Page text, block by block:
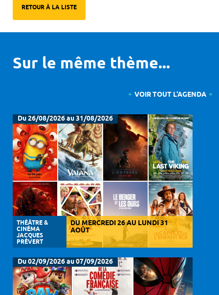
RETOUR À LA LISTE
Sur le même thème...
VOIR TOUT L'AGENDA
Du 26/08/2026 au 31/08/2026
THÉÂTRE &
CINÉMA
JACQUES
PRÉVERT
DU MERCREDI 26 AU LUNDI 31
AOÛT
Du 02/09/2026 au 07/09/2026